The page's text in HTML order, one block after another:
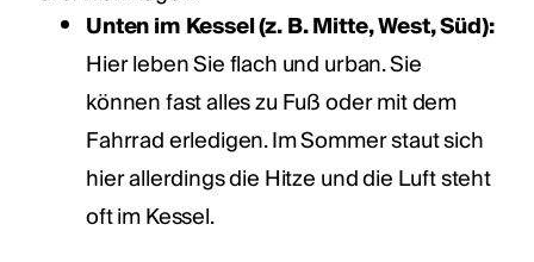
Unten im Kessel (z. B. Mitte, West, Süd):
Hier leben Sie flach und urban. Sie
können fast alles zu Fuß oder mit dem
Fahrrad erledigen. Im Sommer staut sich
hier allerdings die Hitze und die Luft steht
oft im Kessel.